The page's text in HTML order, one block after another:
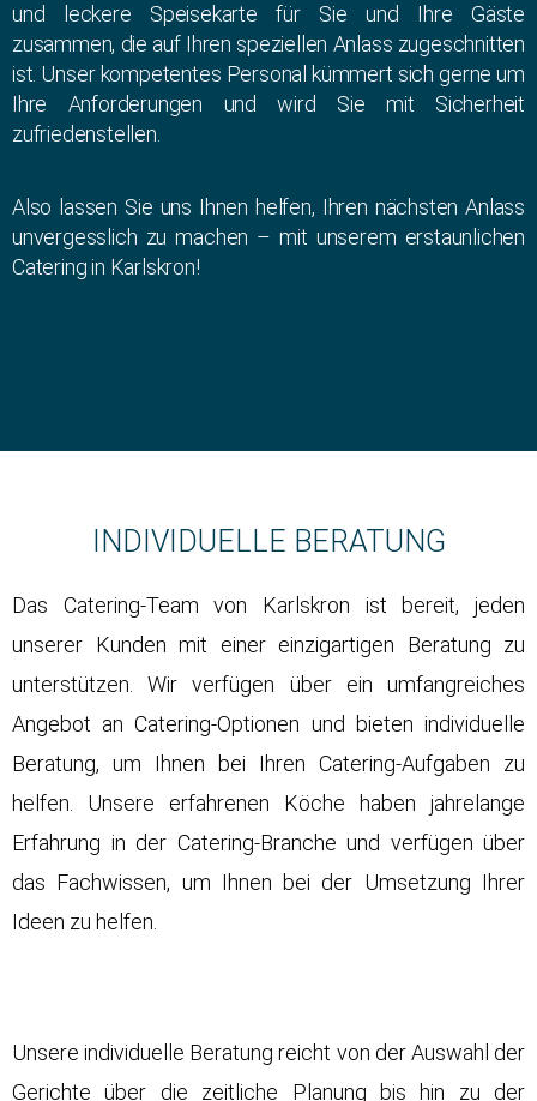
und leckere Speisekarte für Sie und Ihre Gäste
zusammen, die auf Ihren speziellen Anlass zugeschnitten
ist. Unser kompetentes Personal kümmert sich gerne um
Ihre Anforderungen und wird Sie mit Sicherheit
zufriedenstellen.
Also lassen Sie uns Ihnen helfen, Ihren nächsten Anlass
unvergesslich zu machen – mit unserem erstaunlichen
Catering in Karlskron!
INDIVIDUELLE BERATUNG
Das Catering-Team von Karlskron ist bereit, jeden
unserer Kunden mit einer einzigartigen Beratung zu
unterstützen. Wir verfügen über ein umfangreiches
Angebot an Catering-Optionen und bieten individuelle
Beratung, um Ihnen bei Ihren Catering-Aufgaben zu
helfen. Unsere erfahrenen Köche haben jahrelange
Erfahrung in der Catering-Branche und verfügen über
das Fachwissen, um Ihnen bei der Umsetzung Ihrer
Ideen zu helfen.
Unsere individuelle Beratung reicht von der Auswahl der
Gerichte über die zeitliche Planung bis hin zu der